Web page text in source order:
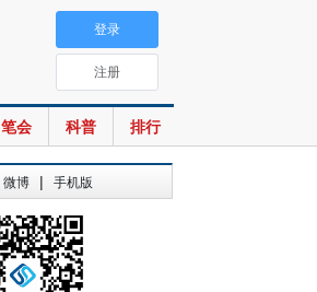
笔会 科普 排行
登录
注册
微博 | 手机版